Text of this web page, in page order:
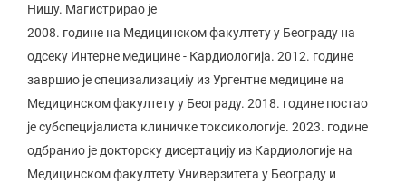
Нишу. Магистрирао је
2008. године на Медицинском факултету у Београду на
одсеку Интерне медицине - Кардиологија. 2012. године
завршио је специзализациіу из Ургентне медицине на
Медицинском факултету у Београду. 2018. године постао
је субспецијалиста клиничке токсикологије. 2023. године
одбранио је докторску дисертацију из Кардиологије на
Медицинском факултету Универзитета у Београду и